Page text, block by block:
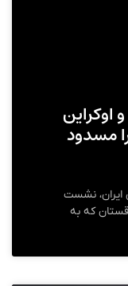
اوکراین
مسدود
ایران، نشست
که به